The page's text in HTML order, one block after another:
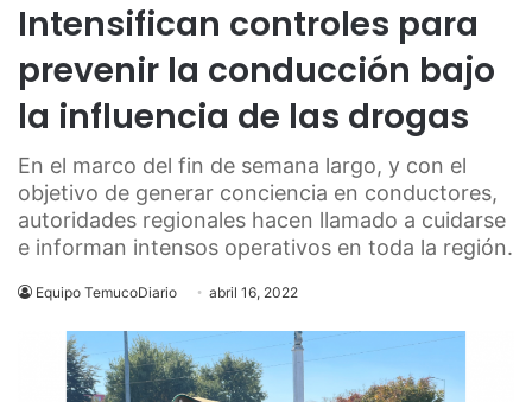
Intensifican controles para
prevenir la conducción bajo
la influencia de las drogas
En el marco del fin de semana largo, y con el
objetivo de generar conciencia en conductores,
autoridades regionales hacen llamado a cuidarse
e informan intensos operativos en toda la región.
Equipo TemucoDiario abril 16, 2022